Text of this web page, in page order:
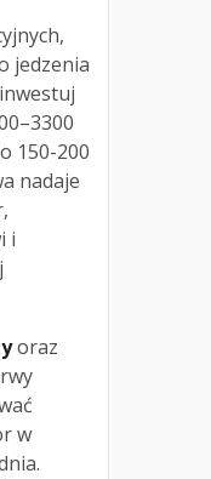
jedzenia
150-200
nadaje
i
oraz
w